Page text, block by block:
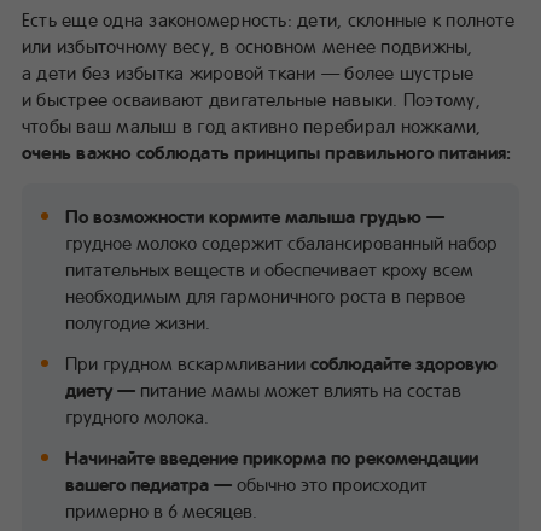
Есть еще одна закономерность: дети, склонные к полноте
или избыточному весу, в основном менее подвижны,
а дети без избытка жировой ткани — более шустрые
и быстрее осваивают двигательные навыки. Поэтому,
чтобы ваш малыш в год активно перебирал ножками,
очень важно соблюдать принципы правильного питания:
По возможности кормите малыша грудью —
грудное молоко содержит сбалансированный набор
питательных веществ и обеспечивает кроху всем
необходимым для гармоничного роста в первое
полугодие жизни.
При грудном вскармливании соблюдайте здоровую
диету — питание мамы может влиять на состав
грудного молока.
Начинайте введение прикорма по рекомендации
вашего педиатра — обычно это происходит
примерно в 6 месяцев.